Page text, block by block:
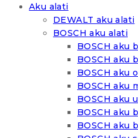
Aku alati
DEWALT aku alati
BOSCH aku alati
BOSCH aku
BOSCH aku
BOSCH aku
BOSCH aku
BOSCH aku
BOSCH aku
BOSCH aku